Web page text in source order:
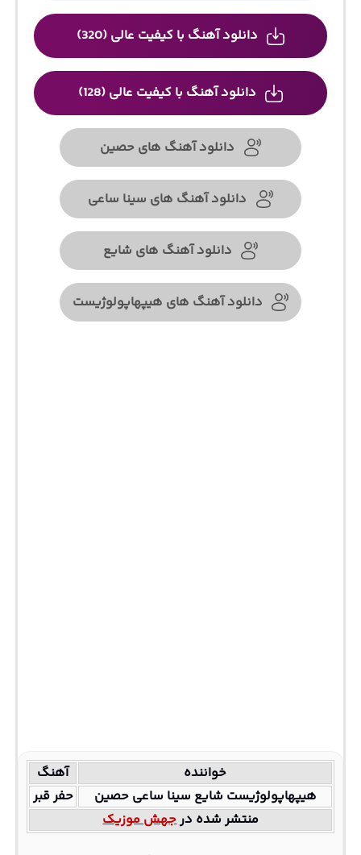
دانلود آهنگ با کیفیت عالی (320)
دانلود آهنگ با کیفیت عالی (128)
دانلود آهنگ های حصین
دانلود آهنگ های سینا ساعی
دانلود آهنگ های شایع
دانلود آهنگ های هیپهاپولوژیست
خواننده
آهنگ
هیپهاپولوژیست شایع سینا ساعی حصین
حفر قبر
منتشر شده درجهش موزیک